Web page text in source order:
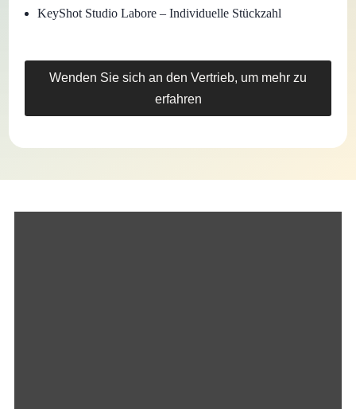
KeyShot Studio Labore – Individuelle Stückzahl
Wenden Sie sich an den Vertrieb, um mehr zu
erfahren